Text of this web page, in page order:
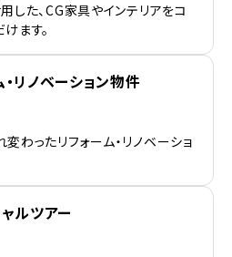
した、CG家具やインテリアをコ
ます。
・リノベーション物件
わったリフォーム・リノベーショ
ルツアー